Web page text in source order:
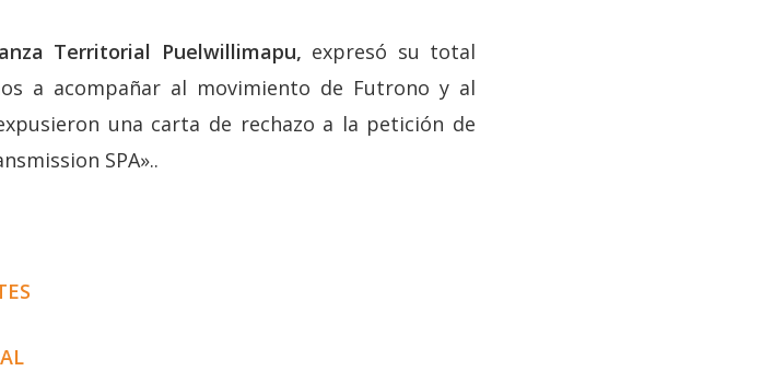
Territorial Puelwillimapu, expresó su total
a acompañar al movimiento de Futrono y al
una carta de rechazo a la petición de
SPA»..